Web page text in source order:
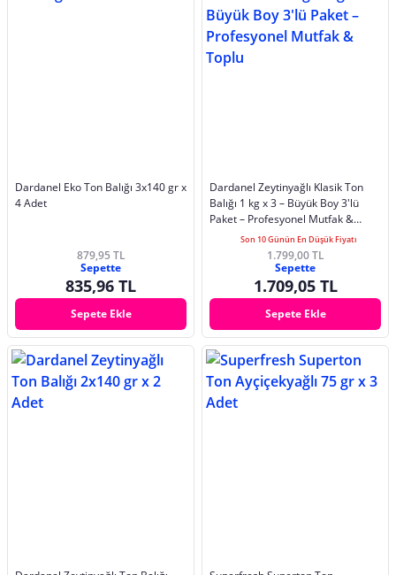
Dardanel Eko Ton Balığı 3x140 gr x
4 Adet
879,95 TL
Sepette
835,96 TL
Sepete Ekle
Dardanel Zeytinyağlı Klasik Ton
Balığı 1 kg x 3 – Büyük Boy 3'lü
Paket – Profesyonel Mutfak &
Son 10 Günün En Düşük Fiyatı
1.799,00 TL
Sepette
1.709,05 TL
Sepete Ekle